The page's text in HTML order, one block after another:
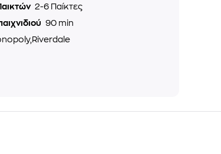
2-6 Παίκτες
90 min